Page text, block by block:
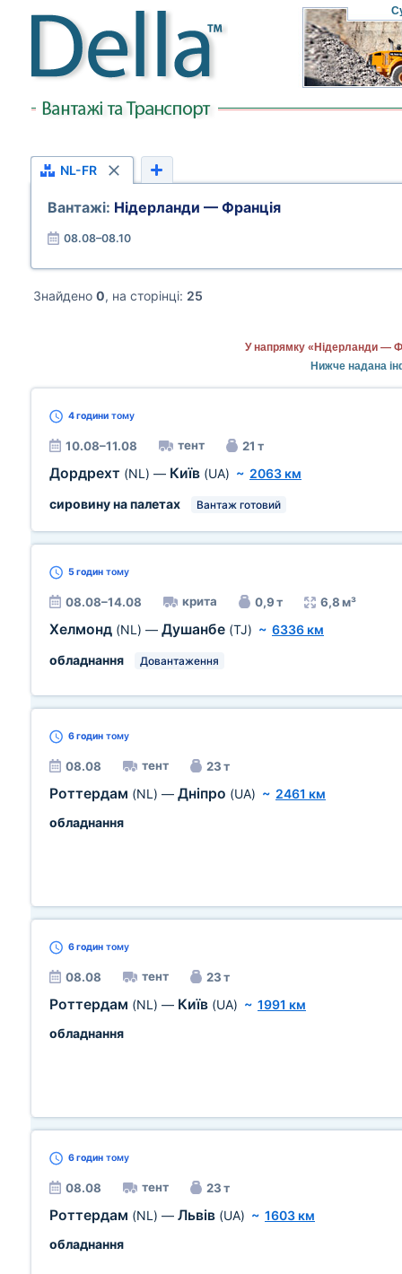
NL-FR
Вантажі: Нідерланди — Франція
08.08–08.10
Знайдено 0, на сторінці: 25
У напрямку «Нідерланди —
Нижче надана
4 години тому
10.08–11.08 тент 21 т
Дордрехт (NL) — Київ (UA) ~ 2063 км
сировину на палетах
Вантаж готовий
5 годин тому
08.08–14.08 крита 0,9 т 6,8 м³
Хелмонд (NL) — Душанбе (TJ) ~ 6336 км
обладнання
Довантаження
6 годин тому
08.08 тент 23 т
Роттердам (NL) — Дніпро (UA) ~ 2461 км
обладнання
6 годин тому
08.08 тент 23 т
Роттердам (NL) — Київ (UA) ~ 1991 км
обладнання
6 годин тому
08.08 тент 23 т
Роттердам (NL) — Львів (UA) ~ 1603 км
обладнання